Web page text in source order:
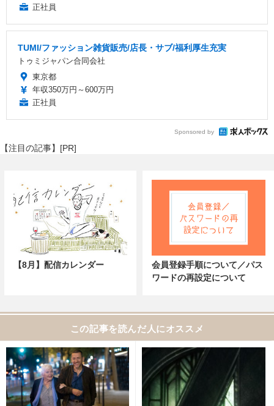
正社員
TUMI/ファッション雑貨販売/店長・サブ/福利厚生充実
トゥミジャパン合同会社
東京都
年収350万円～600万円
正社員
Sponsored by
【注目の記事】[PR]
【8月】配信カレンダー
会員登録手順について／パス
ワードの再設定について
この記事を読んだ人にオススメ